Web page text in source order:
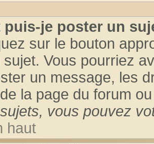
puis-je poster un
sur le bouton
sujet. Vous pourriez
un message, les
la page du forum
vous pouvez
haut